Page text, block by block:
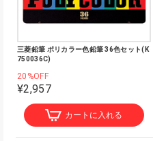
三菱鉛筆 ポリカラー色鉛筆 36色セット(K
750036C)
20%OFF
¥2,957
カートに入れる